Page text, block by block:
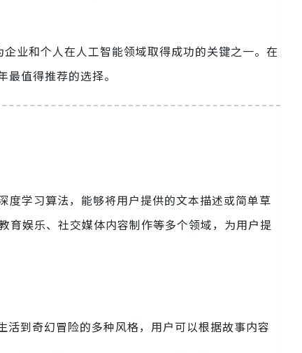
业和个人在人工智能领域取得成功的关键之一。在
值得推荐的选择。
度学习算法，能够将用户提供的文本描述或简单草
育娱乐、社交媒体内容制作等多个领域，为用户提
到奇幻冒险的多种风格，用户可以根据故事内容